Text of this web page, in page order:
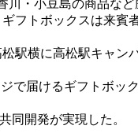
・小豆島の商品など
フトボックスは来賓
駅横に高松駅キャン
で届けるギフトボッ
同開発が実現した。